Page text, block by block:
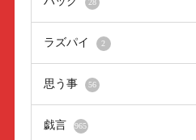
28
ラズパイ 2
思う事 56
戯言 965